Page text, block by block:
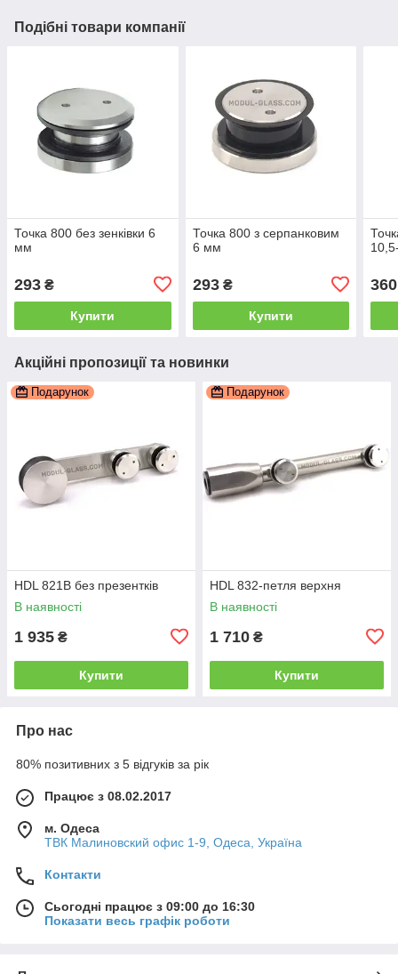
Подібні товари компанії
Точка 800 без зенківки 6
мм
293 ₴
Купити
Точка 800 з серпанковим
6 мм
293₴
Купити
360
Акційні пропозиції та новинки
Подарунок
HDL 821B без презентків
В наявності
1 935 ₴
Купити
Подарунок
HDL 832-петля верхня
В наявності
1 710 ₴
Купити
Про нас
80% позитивних з 5 відгуків за рік
Працює з 08.02.2017
м. Одеса
ТВК Малиновский офис 1-9, Одеса, Україна
Контакти
Сьогодні працює з 09:00 до 16:30
Показати весь графік роботи